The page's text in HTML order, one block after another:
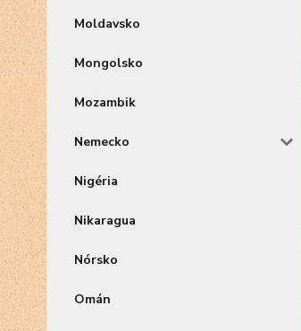
Moldavsko
Mongolsko
Mozambik
Nemecko
Nigéria
Nikaragua
Nórsko
Omán